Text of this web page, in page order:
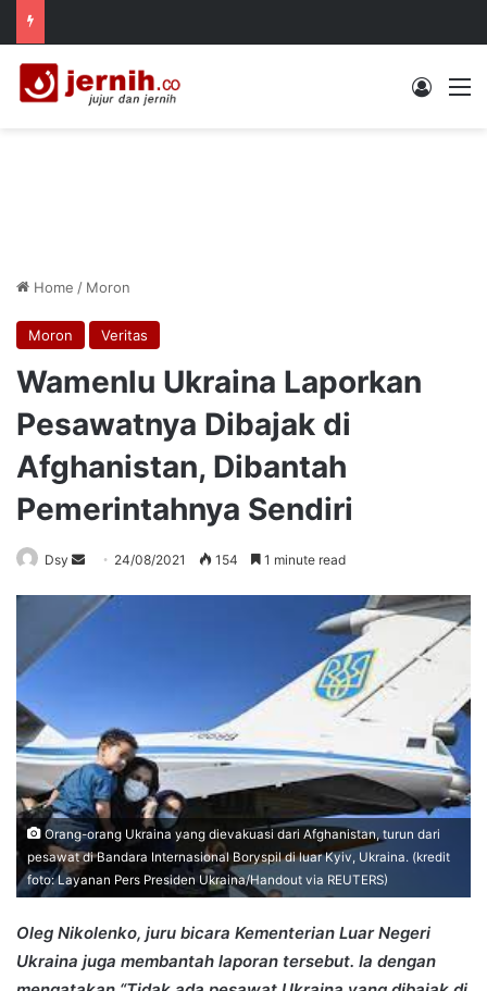
Log In
Home / Moron
Moron Veritas
Wamenlu Ukraina Laporkan
Pesawatnya Dibajak di
Afghanistan, Dibantah
Pemerintahnya Sendiri
Dsy
Send
email
24/08/2021 154 1 minute read
Orang-orang Ukraina yang dievakuasi dari Afghanistan, turun dari
pesawat di Bandara Internasional Boryspil di luar Kyiv, Ukraina. (kredit
foto: Layanan Pers Presiden Ukraina/Handout via REUTERS)
Oleg Nikolenko, juru bicara Kementerian Luar Negeri
Ukraina juga membantah laporan tersebut. Ia dengan